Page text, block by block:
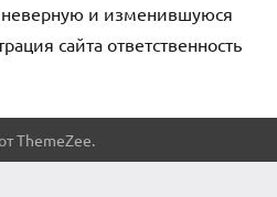
неверную и изменившуюся
сайта ответственность
ThemeZee.